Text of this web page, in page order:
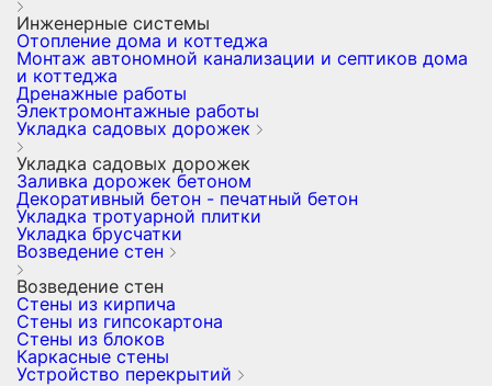
Инженерные системы
Отопление дома и коттеджа
Монтаж автономной канализации и септиков дома
и коттеджа
Дренажные работы
Электромонтажные работы
Укладка садовых дорожек
Укладка садовых дорожек
Заливка дорожек бетоном
Декоративный бетон - печатный бетон
Укладка тротуарной плитки
Укладка брусчатки
Возведение стен
Возведение стен
Стены из кирпича
Стены из гипсокартона
Стены из блоков
Каркасные стены
Устройство перекрытий